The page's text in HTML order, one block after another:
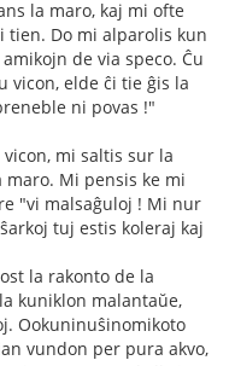
la maro, kaj mi ofte
tien. Do mi alparolis kun
de via speco. Ĉu
vicon, elde ĉi tie ĝis la
ni povas !"
mi saltis sur la
Mi pensis ke mi
"vi malsaĝuloj ! Mi nur
tuj estis koleraj kaj
la rakonto de la
kuniklon malantaŭe,
Ookuninuŝinomikoto
vundon per pura akvo,